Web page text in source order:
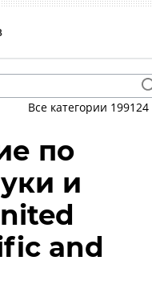
Все категории 199124
по
и
and